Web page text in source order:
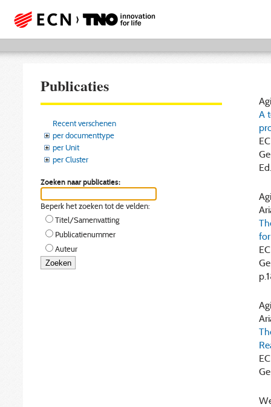
Publicaties
Recent verschenen
per documenttype
per Unit
per Cluster
Zoeken naar publicaties:
Beperk het zoeken tot de velden:
Titel/Samenvatting
Publicatienummer
Auteur
A